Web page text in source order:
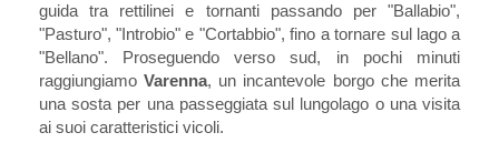
guida tra rettilinei e tornanti passando per "Ballabio",
"Pasturo", "Introbio" e "Cortabbio", fino a tornare sul lago a
"Bellano". Proseguendo verso sud, in pochi minuti
raggiungiamo Varenna, un incantevole borgo che merita
una sosta per una passeggiata sul lungolago o una visita
ai suoi caratteristici vicoli.